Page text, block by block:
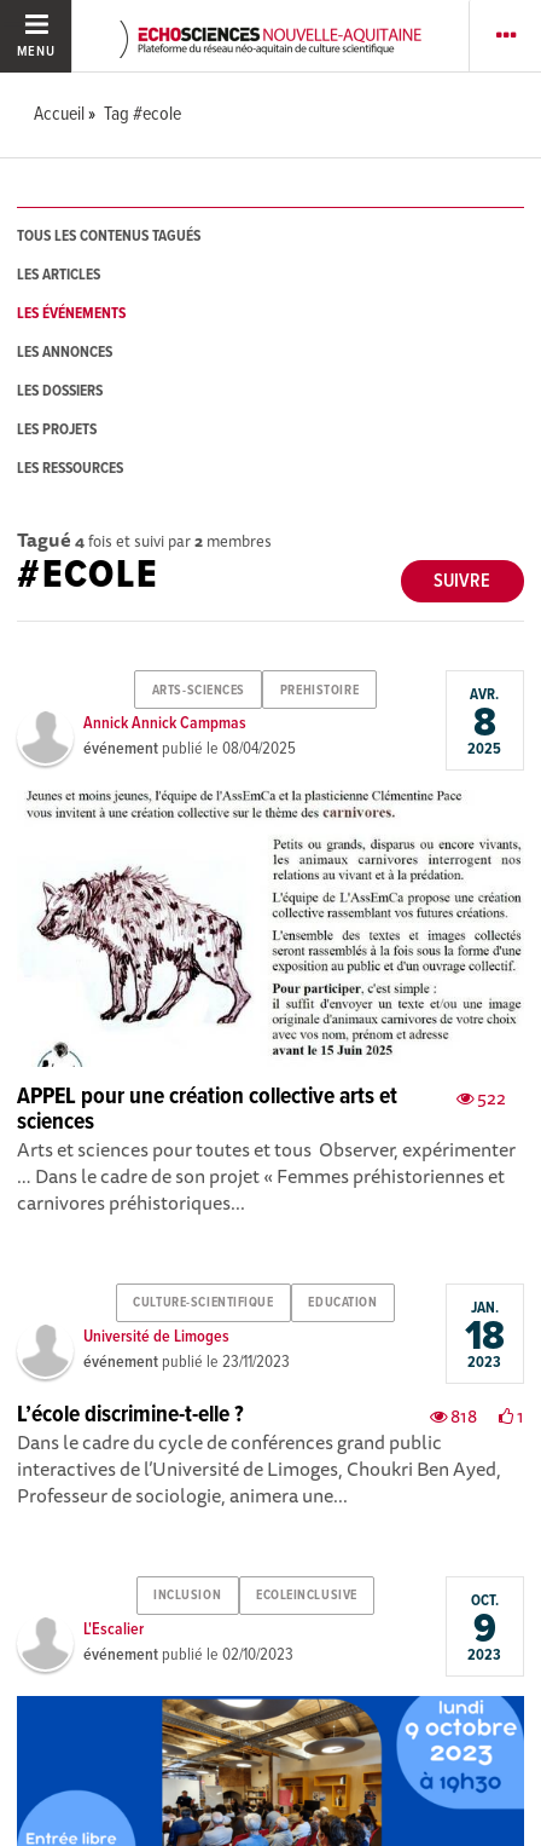
MENU
Accueil Tag #ecole
TOUS LES CONTENUS TAGUÉS
LES ARTICLES
LES ÉVÉNEMENTS
LES ANNONCES
LES DOSSIERS
LES PROJETS
LES RESSOURCES
Tagué 4fois et suivi par2 membres
SUIVRE
#ECOLE
ARTS-SCIENCES PREHISTOIRE
Annick Annick Campmas
événement publié le08/04/2025
AVR.
8
2025
522
APPEL pour une création collective arts et
sciences
Arts et sciences pour toutes et tous Observer, expérimenter
… Dans le cadre de son projet « Femmes préhistoriennes et
carnivores préhistoriques...
CULTURE-SCIENTIFIQUE EDUCATION
Université de Limoges
événement publié le23/11/2023
JAN.
18
2023
818 1
L’école discrimine-t-elle ?
Dans le cadre du cycle de conférences grand public
interactives de l’Université de Limoges, Choukri Ben Ayed,
Professeur de sociologie, animera une...
INCLUSION ECOLEINCLUSIVE
L'Escalier
événement publié le02/10/2023
OCT.
9
2023